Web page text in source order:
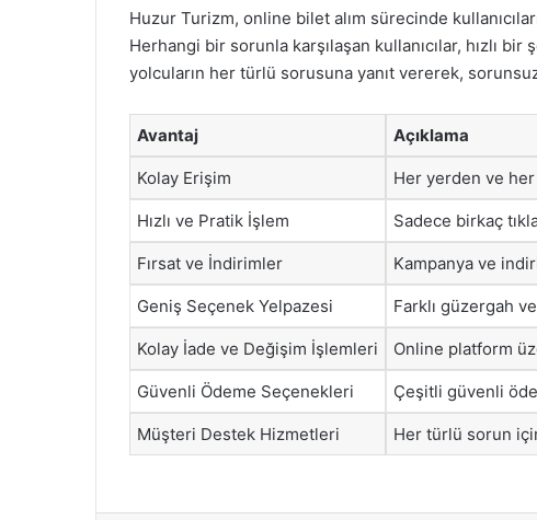
Huzur Turizm, online bilet alım sürecinde
Herhangi bir sorunla karşılaşan kullanıcılar, hızlı
yolcuların her türlü sorusuna yanıt vererek,
Avantaj Açıklama
Kolay Erişim Her yerden ve her
Hızlı ve Pratik İşlem Sadece birkaç
Fırsat ve İndirimler Kampanya ve
Geniş Seçenek Yelpazesi Farklı güzergah
Kolay İade ve Değişim İşlemleri Online platform
Güvenli Ödeme Seçenekleri Çeşitli güvenli
Müşteri Destek Hizmetleri Her türlü sorun